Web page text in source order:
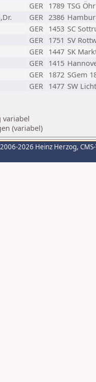
GER 1789 TSG
GER 2386
GER 1453 SC
GER 1751 SV
GER 1447 SK
GER 1415
GER 1872 SGem
GER 1477 SW
variabel
(variabel)
2026 Heinz Herzog,